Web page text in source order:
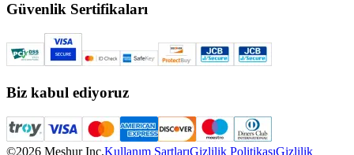
Güvenlik Sertifikaları
Biz kabul ediyoruz
©2026 Meşhur Inc.Kullanım ŞartlarıGizlilik PolitikasıGizlilik